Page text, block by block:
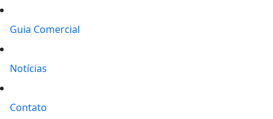
Guia Comercial
Notícias
Contato